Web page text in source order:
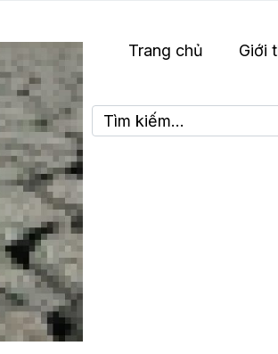
Trang chủ Giới